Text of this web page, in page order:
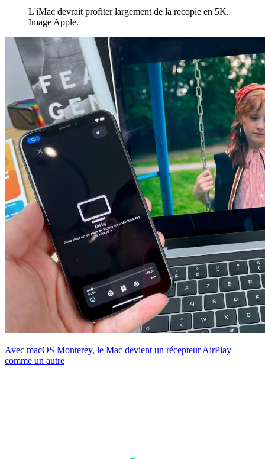
L'iMac devrait profiter largement de la recopie en 5K.
Image Apple.
Avec macOS Monterey, le Mac devient un récepteur AirPlay
comme un autre